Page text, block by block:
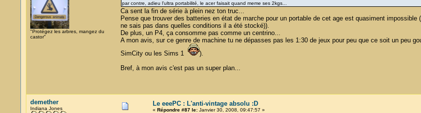
"Protégez les arbres, mangez du
castor"
par contre, adieu l'ultra portabilité, le acer faisait quand meme ses 2kgs...
Ca sent la fin de série à plein nez ton truc...
Pense que trouver des batteries en état de marche pour un portable de cet age est quasiment
ne sais pas dans quelles conditions il a été stocké)).
De plus, un P4, ça consomme pas comme un centrino...
A mon avis, sur ce genre de machine tu ne dépasses pas les 1:30 de jeux pour peu que ce soit un peu
SimCity ou les Sims 1
).
Bref, à mon avis c'est pas un super plan...
demether
Indiana Jones
Le eeePC : L'anti-vintage absolu :D
« Répondre #87 le:Janvier 30, 2008, 09:47:57 »